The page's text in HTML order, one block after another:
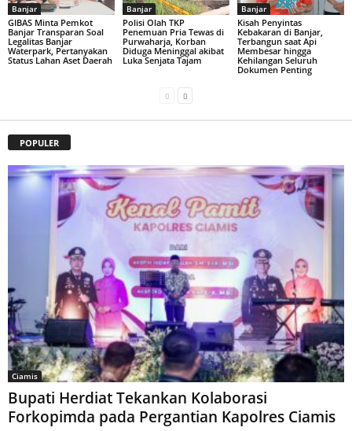
Banjar
GIBAS Minta Pemkot
Banjar Transparan Soal
Legalitas Banjar
Waterpark, Pertanyakan
Status Lahan Aset Daerah
Banjar
Polisi Olah TKP
Penemuan Pria Tewas di
Purwaharja, Korban
Diduga Meninggal akibat
Luka Senjata Tajam
Banjar
Kisah Penyintas
Kebakaran di Banjar,
Terbangun saat Api
Membesar hingga
Kehilangan Seluruh
Dokumen Penting
POPULER
Ciamis
Bupati Herdiat Tekankan Kolaborasi
Forkopimda pada Pergantian Kapolres Ciamis